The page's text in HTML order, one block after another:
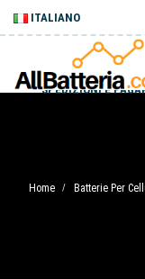
ITALIANO
SPEDIZIONI E
Home / Batterie Per